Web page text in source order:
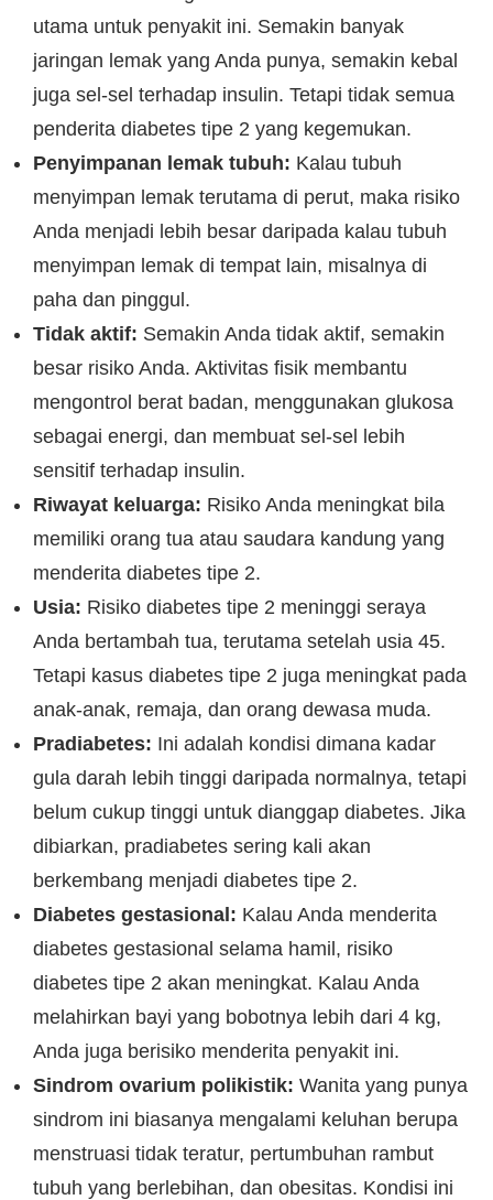
utama untuk penyakit ini. Semakin banyak
jaringan lemak yang Anda punya, semakin kebal
juga sel-sel terhadap insulin. Tetapi tidak semua
penderita diabetes tipe 2 yang kegemukan.
Penyimpanan lemak tubuh: Kalau tubuh
menyimpan lemak terutama di perut, maka risiko
Anda menjadi lebih besar daripada kalau tubuh
menyimpan lemak di tempat lain, misalnya di
paha dan pinggul.
Tidak aktif: Semakin Anda tidak aktif, semakin
besar risiko Anda. Aktivitas fisik membantu
mengontrol berat badan, menggunakan glukosa
sebagai energi, dan membuat sel-sel lebih
sensitif terhadap insulin.
Riwayat keluarga: Risiko Anda meningkat bila
memiliki orang tua atau saudara kandung yang
menderita diabetes tipe 2.
Usia: Risiko diabetes tipe 2 meninggi seraya
Anda bertambah tua, terutama setelah usia 45.
Tetapi kasus diabetes tipe 2 juga meningkat pada
anak-anak, remaja, dan orang dewasa muda.
Pradiabetes: Ini adalah kondisi dimana kadar
gula darah lebih tinggi daripada normalnya, tetapi
belum cukup tinggi untuk dianggap diabetes. Jika
dibiarkan, pradiabetes sering kali akan
berkembang menjadi diabetes tipe 2.
Diabetes gestasional: Kalau Anda menderita
diabetes gestasional selama hamil, risiko
diabetes tipe 2 akan meningkat. Kalau Anda
melahirkan bayi yang bobotnya lebih dari 4 kg,
Anda juga berisiko menderita penyakit ini.
Sindrom ovarium polikistik: Wanita yang punya
sindrom ini biasanya mengalami keluhan berupa
menstruasi tidak teratur, pertumbuhan rambut
tubuh yang berlebihan, dan obesitas. Kondisi ini